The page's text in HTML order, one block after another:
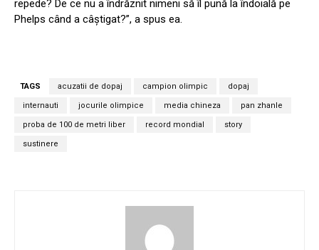
repede? De ce nu a îndrăznit nimeni să îl pună la îndoială pe
Phelps când a câştigat?”, a spus ea.
TAGS acuzatii de dopaj campion olimpic dopaj
internauti jocurile olimpice media chineza pan zhanle
proba de 100 de metri liber record mondial story
sustinere